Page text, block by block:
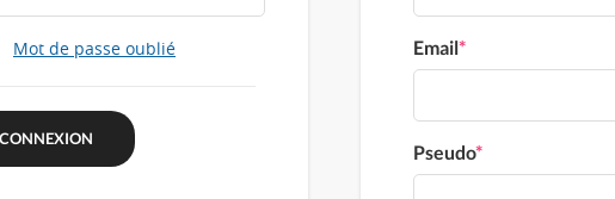
Mot de passe oublié Email*
Pseudo*